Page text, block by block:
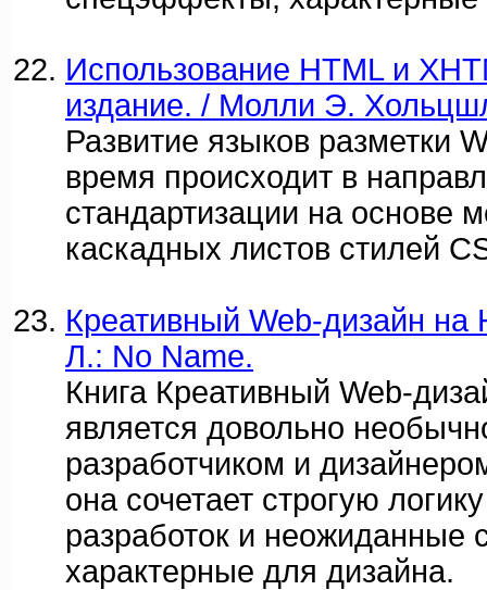
Использование HTML и
издание. / Молли Э.
Развитие языков разметки
время происходит в
стандартизации на основе
каскадных листов стилей
Креативный Web-дизайн
Л.: No Name.
Книга Креативный Web-
является довольно
разработчиком и
она сочетает строгую
разработок и неожиданные
характерные для дизайна.